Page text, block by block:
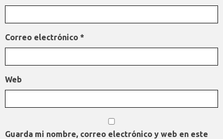
Correo electrónico *
Web
Guarda mi nombre, correo electrónico y web en este